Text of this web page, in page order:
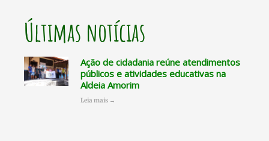
Últimas notícias
Ação de cidadania reúne atendimentos
públicos e atividades educativas na
Aldeia Amorim
Leia mais →